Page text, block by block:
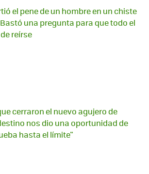
el pene de un hombre en un chiste
una pregunta para que todo el
reírse
cerraron el nuevo agujero de
nos dio una oportunidad de
hasta el límite"